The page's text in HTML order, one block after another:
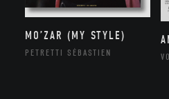
MO’ZAR (MY STYLE)
PETRETTI SÉBASTIEN